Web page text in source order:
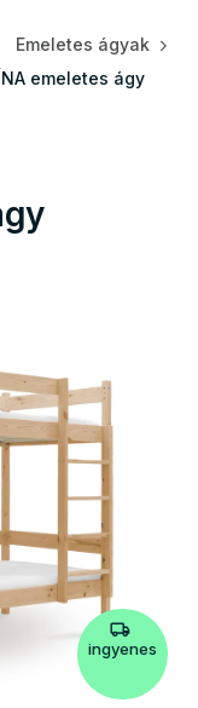
Emeletes ágyak
emeletes ágy
ingyenes